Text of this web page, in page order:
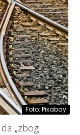
Foto: Pixabay
„zbog